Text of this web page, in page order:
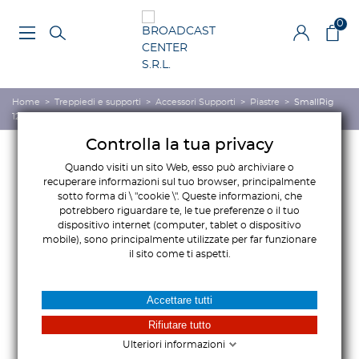
0
Home > Treppiedi e supporti > Accessori Supporti > Piastre > SmallRig
1280C - Tipo Manfrotto
Controlla la tua privacy
Quando visiti un sito Web, esso può archiviare o
recuperare informazioni sul tuo browser, principalmente
sotto forma di \ "cookie \". Queste informazioni, che
potrebbero riguardare te, le tue preferenze o il tuo
dispositivo internet (computer, tablet o dispositivo
mobile), sono principalmente utilizzate per far funzionare
il sito come ti aspetti.
Ulteriori informazioni
Accettare tutti
Rifiutare tutto